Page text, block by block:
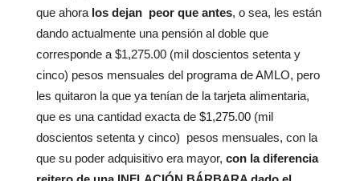
que ahora los dejan peor que antes, o sea, les están
dando actualmente una pensión al doble que
corresponde a $1,275.00 (mil doscientos setenta y
cinco) pesos mensuales del programa de AMLO, pero
les quitaron la que ya tenían de la tarjeta alimentaria,
que es una cantidad exacta de $1,275.00 (mil
doscientos setenta y cinco) pesos mensuales, con la
que su poder adquisitivo era mayor, con la diferencia